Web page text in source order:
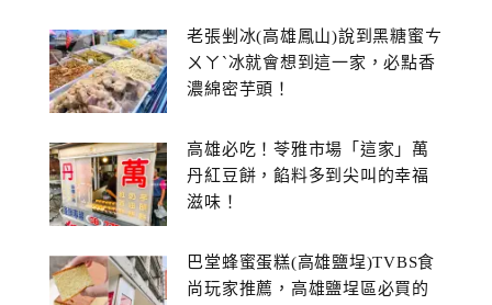
老張剉冰(高雄鳳山)說到黑糖蜜ㄘ
ㄨㄚˋ冰就會想到這一家，必點香
濃綿密芋頭！
高雄必吃！苓雅市場「這家」萬
丹紅豆餅，餡料多到尖叫的幸福
滋味！
巴堂蜂蜜蛋糕(高雄鹽埕)TVBS食
尚玩家推薦，高雄鹽埕區必買的